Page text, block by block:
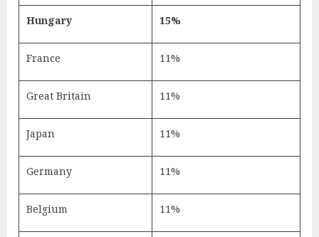
Hungary 15%
France 11%
Great Britain 11%
Japan 11%
Germany 11%
Belgium 11%